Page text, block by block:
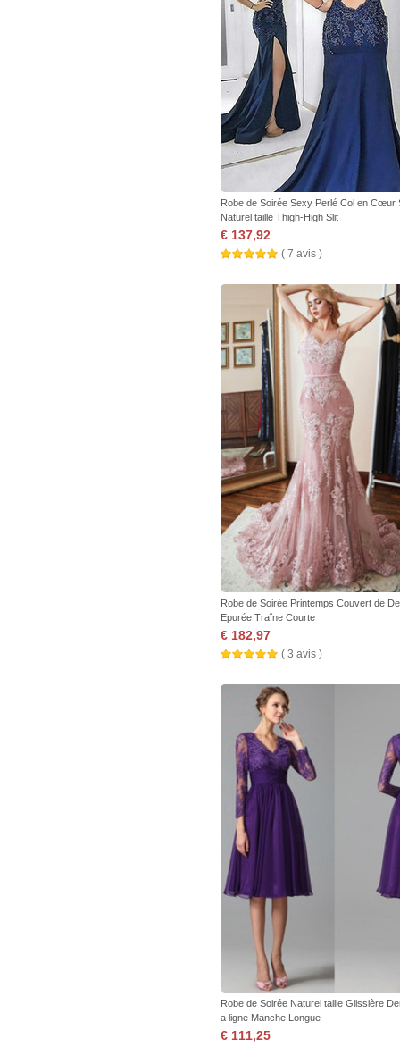
Robe de Soirée Sexy Perlé Col en Cœur
Naturel taille Thigh-High Slit
€ 137,92
( 7 avis )
Robe de Soirée Printemps Couvert de
Epurée Traîne Courte
€ 182,97
( 3 avis )
Robe de Soirée Naturel taille Glissière
a ligne Manche Longue
€ 111,25